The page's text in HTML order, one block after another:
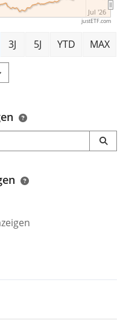
Jul '26
justETF.com
3J 5J YTD MAX